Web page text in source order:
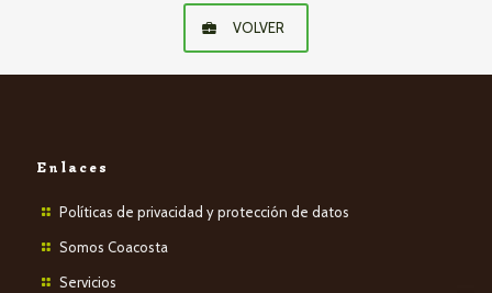
VOLVER
Enlaces
Políticas de privacidad y protección de datos
Somos Coacosta
Servicios